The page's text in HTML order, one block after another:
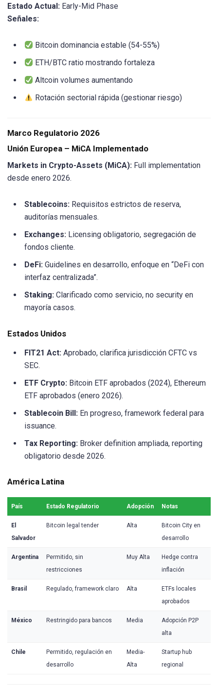
Estado Actual: Early-Mid Phase
Señales:
Bitcoin dominancia estable (54-55%)
ETH/BTC ratio mostrando fortaleza
Altcoin volumes aumentando
Rotación sectorial rápida (gestionar riesgo)
Marco Regulatorio 2026
Unión Europea – MiCA Implementado
Markets in Crypto-Assets (MiCA): Full implementation
desde enero 2026.
Stablecoins: Requisitos estrictos de reserva,
auditorías mensuales.
Exchanges: Licensing obligatorio, segregación de
fondos cliente.
DeFi: Guidelines en desarrollo, enfoque en “DeFi con
interfaz centralizada”.
Staking: Clarificado como servicio, no security en
mayoría casos.
Estados Unidos
FIT21 Act: Aprobado, clarifica jurisdicción CFTC vs
SEC.
ETF Crypto: Bitcoin ETF aprobados (2024), Ethereum
ETF aprobados (enero 2026).
Stablecoin Bill: En progreso, framework federal para
issuance.
Tax Reporting: Broker definition ampliada, reporting
obligatorio desde 2026.
América Latina
País Estado Regulatorio Adopción Notas
El
Salvador
Bitcoin legal tender Alta
Bitcoin City en
desarrollo
Argentina
Permitido, sin
restricciones
Muy Alta
Hedge contra
inflación
Brasil Regulado, framework claro Alta
ETFs locales
aprobados
México Restringido para bancos Media
Adopción P2P
alta
Chile
Permitido, regulación en
desarrollo
Media-
Alta
Startup hub
regional